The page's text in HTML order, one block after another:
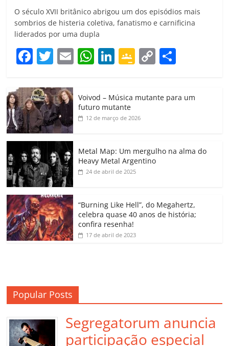
O século XVII britânico abrigou um dos episódios mais
sombrios de histeria coletiva, fanatismo e carnificina
liderados por uma dupla
F
c
e
b
o
o
k
T
itt
er
E
ai
W
at
s
A
p
Li
k
e
dI
G
gl
e
a
ss
o
m
C
y
k
p
h
Voivod – Música mutante para um
futuro mutante
12 de março de 2026
Metal Map: Um mergulho na alma do
Heavy Metal Argentino
24 de abril de 2025
“Burning Like Hell”, do Megahertz,
celebra quase 40 anos de história;
confira resenha!
17 de abril de 2023
Popular Posts
Segregatorum anuncia
participação especial